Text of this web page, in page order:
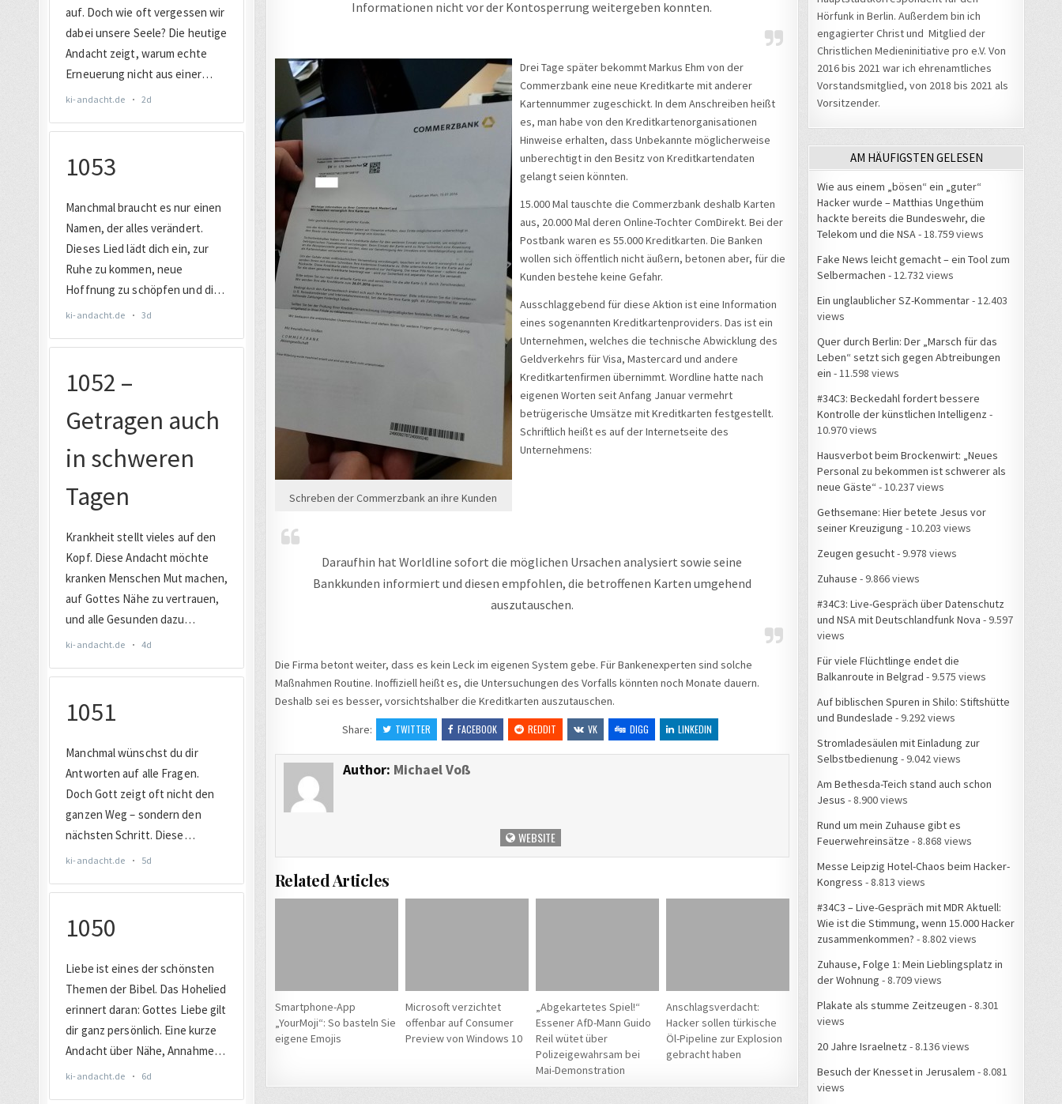
Informationen nicht vor der Kontosperrung weitergeben konnten.
Schreben der Commerzbank an ihre Kunden
Drei Tage später bekommt Markus Ehm von der
Commerzbank eine neue Kreditkarte mit anderer
Kartennummer zugeschickt. In dem Anschreiben heißt
es, man habe von den Kreditkartenorganisationen
Hinweise erhalten, dass Unbekannte möglicherweise
unberechtigt in den Besitz von Kreditkartendaten
gelangt seien könnten.
15.000 Mal tauschte die Commerzbank deshalb Karten
aus, 20.000 Mal deren Online-Tochter ComDirekt. Bei der
Postbank waren es 55.000 Kreditkarten. Die Banken
wollen sich öffentlich nicht äußern, betonen aber, für die
Kunden bestehe keine Gefahr.
Ausschlaggebend für diese Aktion ist eine Information
eines sogenannten Kreditkartenproviders. Das ist ein
Unternehmen, welches die technische Abwicklung des
Geldverkehrs für Visa, Mastercard und andere
Kreditkartenfirmen übernimmt. Wordline hatte nach
eigenen Worten seit Anfang Januar vermehrt
betrügerische Umsätze mit Kreditkarten festgestellt.
Schriftlich heißt es auf der Internetseite des
Unternehmens:
Daraufhin hat Worldline sofort die möglichen Ursachen analysiert sowie seine
Bankkunden informiert und diesen empfohlen, die betroffenen Karten umgehend
auszutauschen.
Die Firma betont weiter, dass es kein Leck im eigenen System gebe. Für Bankenexperten sind solche
Maßnahmen Routine. Inoffiziell heißt es, die Untersuchungen des Vorfalls könnten noch Monate dauern.
Deshalb sei es besser, vorsichtshalber die Kreditkarten auszutauschen.
Share:
TWITTER FACEBOOK REDDIT VK DIGG LINKEDIN
Author: Michael Voß
WEBSITE
Related Articles
Smartphone-App
„YourMoji“: So basteln Sie
eigene Emojis
Microsoft verzichtet
offenbar auf Consumer
Preview von Windows 10
„Abgekartetes Spiel!“
Essener AfD-Mann Guido
Reil wütet über
Polizeigewahrsam bei
Mai-Demonstration
Anschlagsverdacht:
Hacker sollen türkische
Öl-Pipeline zur Explosion
gebracht haben
Hörfunk in Berlin. Außerdem bin ich
engagierter Christ und Mitglied der
Christlichen Medieninitiative pro e.V. Von
2016 bis 2021 war ich ehrenamtliches
Vorstandsmitglied, von 2018 bis 2021 als
Vorsitzender.
AM HÄUFIGSTEN GELESEN
Wie aus einem „bösen“ ein „guter“
Hacker wurde – Matthias Ungethüm
hackte bereits die Bundeswehr, die
Telekom und die NSA - 18.759 views
Fake News leicht gemacht – ein Tool zum
Selbermachen - 12.732 views
Ein unglaublicher SZ-Kommentar- 12.403
views
Quer durch Berlin: Der „Marsch für das
Leben“ setzt sich gegen Abtreibungen
ein - 11.598 views
#34C3: Beckedahl fordert bessere
Kontrolle der künstlichen Intelligenz -
10.970 views
Hausverbot beim Brockenwirt: „Neues
Personal zu bekommen ist schwerer als
neue Gäste“ - 10.237 views
Gethsemane: Hier betete Jesus vor
seiner Kreuzigung - 10.203 views
Zeugen gesucht- 9.978 views
Zuhause - 9.866 views
#34C3: Live-Gespräch über Datenschutz
und NSA mit Deutschlandfunk Nova - 9.597
views
Für viele Flüchtlinge endet die
Balkanroute in Belgrad - 9.575 views
Auf biblischen Spuren in Shilo: Stiftshütte
und Bundeslade - 9.292 views
Stromladesäulen mit Einladung zur
Selbstbedienung - 9.042 views
Am Bethesda-Teich stand auch schon
Jesus - 8.900 views
Rund um mein Zuhause gibt es
Feuerwehreinsätze - 8.868 views
Messe Leipzig Hotel-Chaos beim Hacker-
Kongress - 8.813 views
#34C3 – Live-Gespräch mit MDR Aktuell:
Wie ist die Stimmung, wenn 15.000 Hacker
zusammenkommen? - 8.802 views
Zuhause, Folge 1: Mein Lieblingsplatz in
der Wohnung - 8.709 views
Plakate als stumme Zeitzeugen - 8.301
views
20 Jahre Israelnetz - 8.136 views
Besuch der Knesset in Jerusalem - 8.081
views